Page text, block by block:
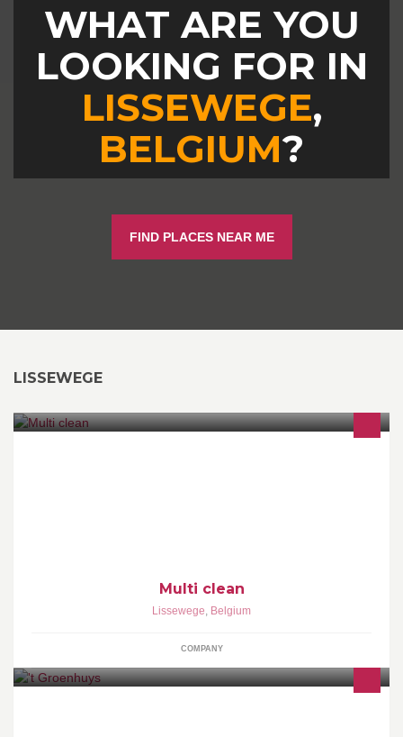
WHAT ARE YOU
LOOKING FOR IN
LISSEWEGE,
BELGIUM?
FIND PLACES NEAR ME
LISSEWEGE
Multi clean
Lissewege, Belgium
COMPANY